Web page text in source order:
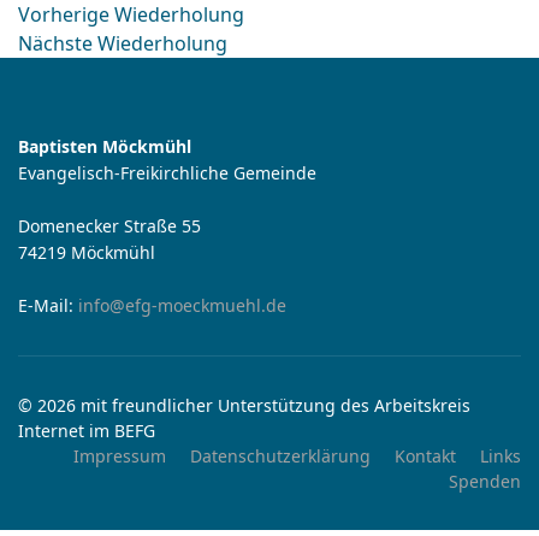
Vorherige Wiederholung
Nächste Wiederholung
Baptisten Möckmühl
Evangelisch-Freikirchliche Gemeinde
Domenecker Straße 55
74219 Möckmühl
E-Mail: info@efg-moeckmuehl.de
© 2026 mit freundlicher Unterstützung des Arbeitskreis
Internet im BEFG
Impressum
Datenschutzerklärung Kontakt
Links
Spenden